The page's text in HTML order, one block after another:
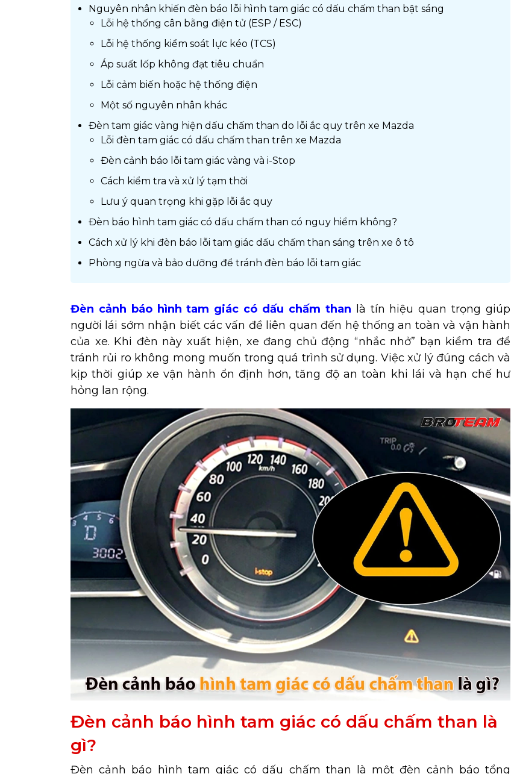
Nguyên nhân khiến đèn báo lỗi hình tam giác có dấu chấm than bật sáng
Lỗi hệ thống cân bằng điện tử (ESP / ESC)
Lỗi hệ thống kiểm soát lực kéo (TCS)
Áp suất lốp không đạt tiêu chuẩn
Lỗi cảm biến hoặc hệ thống điện
Một số nguyên nhân khác
Đèn tam giác vàng hiện dấu chấm than do lỗi ắc quy trên xe Mazda
Lỗi đèn tam giác có dấu chấm than trên xe Mazda
Đèn cảnh báo lỗi tam giác vàng và i-Stop
Cách kiểm tra và xử lý tạm thời
Lưu ý quan trọng khi gặp lỗi ắc quy
Đèn báo hình tam giác có dấu chấm than có nguy hiểm không?
Cách xử lý khi đèn báo lỗi tam giác dấu chấm than sáng trên xe ô tô
Phòng ngừa và bảo dưỡng để tránh đèn báo lỗi tam giác
Đèn cảnh báo hình tam giác có dấu chấm than là tín hiệu quan trọng giúp
người lái sớm nhận biết các vấn đề liên quan đến hệ thống an toàn và vận hành
của xe. Khi đèn này xuất hiện, xe đang chủ động “nhắc nhở” bạn kiểm tra để
tránh rủi ro không mong muốn trong quá trình sử dụng. Việc xử lý đúng cách và
kịp thời giúp xe vận hành ổn định hơn, tăng độ an toàn khi lái và hạn chế hư
hỏng lan rộng.
Đèn cảnh báo hình tam giác có dấu chấm than là
gì?
Đèn cảnh báo hình tam giác có dấu chấm than là một đèn cảnh báo tổng